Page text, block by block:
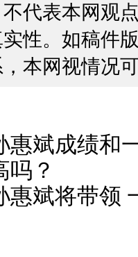
代表本网观
性。如稿件
本网视情况
惠斌成绩和
吗？
惠斌将带领